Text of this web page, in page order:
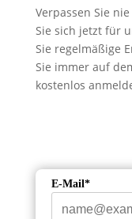
Verpassen Sie
Sie sich jetzt für
Sie regelmäßige
Sie immer auf
kostenlos
E-Mail*